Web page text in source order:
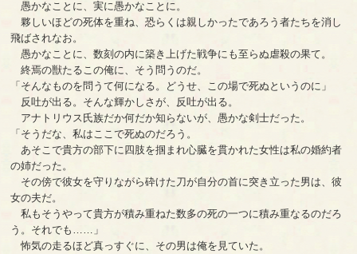
愚かなことに、実に愚かなことに。
夥しいほどの死体を重ね、恐らくは親しかったであろう者たちを消し
飛ばされなお。
愚かなことに、数刻の内に築き上げた戦争にも至らぬ虐殺の果て。
終焉の獣たるこの俺に、そう問うのだ。
「そんなものを問うて何になる。どうせ、この場で死ぬというのに」
反吐が出る。そんな輝かしさが、反吐が出る。
アナトリウス氏族だか何だか知らないが、愚かな剣士だった。
「そうだな、私はここで死ぬのだろう。
あそこで貴方の部下に四肢を掴まれ心臓を貫かれた女性は私の婚約者
の姉だった。
その傍で彼女を守りながら砕けた刀が自分の首に突き立った男は、彼
女の夫だ。
私もそうやって貴方が積み重ねた数多の死の一つに積み重なるのだろ
う。それでも……」
怖気の走るほど真っすぐに、その男は俺を見ていた。